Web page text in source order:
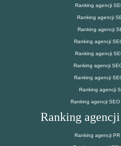
Ranking agencji
Ranking agencji
Ranking agencji
Ranking agencji
Ranking agencji
Ranking agencji
Ranking agencji
Ranking agencji
Ranking agencji
Ranking
Ranking agencji PR